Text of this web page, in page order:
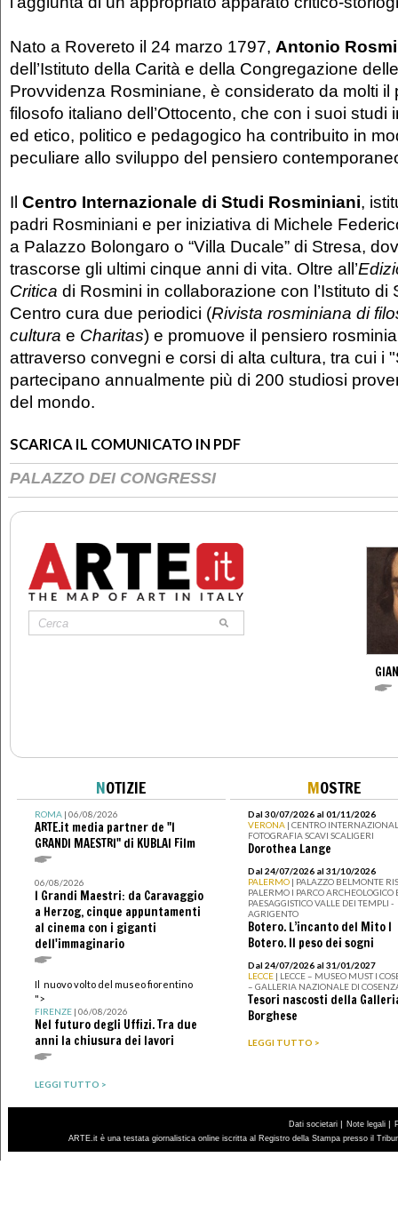
Nato a Rovereto il 24 marzo 1797, Antonio
dell’Istituto della Carità e della Congregazione
Provvidenza Rosminiane, è considerato da molti il
filosofo italiano dell’Ottocento, che con i suoi studi
ed etico, politico e pedagogico ha contribuito in
peculiare allo sviluppo del pensiero
Il Centro Internazionale di Studi Rosminiani,
padri Rosminiani e per iniziativa di Michele
a Palazzo Bolongaro o “Villa Ducale” di Stresa,
trascorse gli ultimi cinque anni di vita. Oltre all’
Critica di Rosmini in collaborazione con l’Istituto di
Centro cura due periodici (Rivista rosminiana di
cultura e Charitas) e promuove il pensiero
attraverso convegni e corsi di alta cultura, tra cui i
partecipano annualmente più di 200 studiosi
del mondo.
SCARICA IL COMUNICATO IN PDF
PALAZZO DEI CONGRESSI
NOTIZIE
ROMA| 06/08/2026
ARTE.it media partner de "I
GRANDI MAESTRI" di KUBLAI Film
06/08/2026
I Grandi Maestri: da Caravaggio
a Herzog, cinque appuntamenti
al cinema con i giganti
dell'immaginario
Il nuovo volto del museo fiorentino
">
FIRENZE| 06/08/2026
Nel futuro degli Uffizi. Tra due
anni la chiusura dei lavori
LEGGI TUTTO >
MOSTRE
Dal 30/07/2026 al 01/11/2026
VERONA | CENTRO
FOTOGRAFIA SCAVI SCALIGERI
Dorothea Lange
Dal 24/07/2026 al 31/10/2026
PALERMO | PALAZZO BELMONTE
PALERMO I PARCO ARCHEOLOGICO
PAESAGGISTICO VALLE DEI TEMPLI -
AGRIGENTO
Botero. L’incanto del Mito I
Botero. Il peso dei sogni
Dal 24/07/2026 al 31/01/2027
LECCE | LECCE – MUSEO MUST I
– GALLERIA NAZIONALE DI
Tesori nascosti della
Borghese
LEGGI TUTTO >
Dati societari | Note legali |
ARTE.it è una testata giornalistica online iscritta al Registro della Stampa presso il